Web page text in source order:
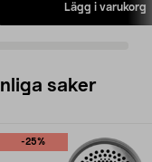
Lägg i varukorg
saker
-25%